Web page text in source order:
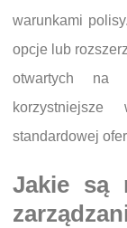
warunkami
opcje lub
otwartych na
standardowej
Jakie są